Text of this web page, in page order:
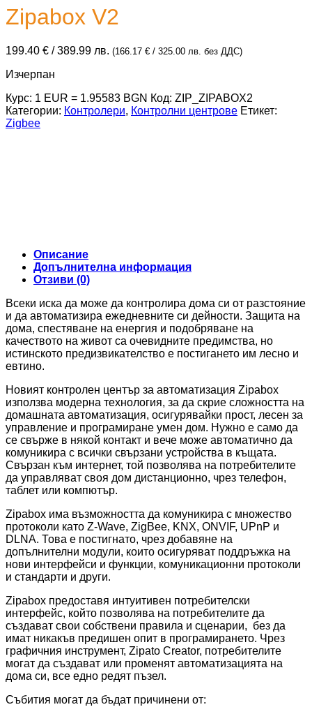
Zipabox V2
199.40 € / 389.99 лв. (166.17 € / 325.00 лв. без ДДС)
Изчерпан
Курс: 1 EUR = 1.95583 BGN Код: ZIP_ZIPABOX2
Категории: Контролери, Контролни центрове Етикет:
Zigbee
Описание
Допълнителна информация
Отзиви (0)
Всеки иска да може да контролира дома си от разстояние
и да автоматизира ежедневните си дейности. Защита на
дома, спестяване на енергия и подобряване на
качеството на живот са очевидните предимства, но
истинското предизвикателство е постигането им лесно и
евтино.
Новият контролен център за автоматизация Zipabox
използва модерна технология, за да скрие сложността на
домашната автоматизация, осигурявайки прост, лесен за
управление и програмиране умен дом. Нужно е само да
се свърже в някой контакт и вече може автоматично да
комуникира с всички свързани устройства в къщата.
Свързан към интернет, той позволява на потребителите
да управляват своя дом дистанционно, чрез телефон,
таблет или компютър.
Zipabox има възможността да комуникира с множество
протоколи като Z-Wave, ZigBee, KNX, ONVIF, UPnP и
DLNA. Това е постигнато, чрез добавяне на
допълнителни модули, които осигуряват поддръжка на
нови интерфейси и функции, комуникационни протоколи
и стандарти и други.
Zipabox предоставя интуитивен потребителски
интерфейс, който позволява на потребителите да
създават свои собствени правила и сценарии, без да
имат никакъв предишен опит в програмирането. Чрез
графичния инструмент, Zipato Creator, потребителите
могат да създават или променят автоматизацията на
дома си, все едно редят пъзел.
Събития могат да бъдат причинени от: